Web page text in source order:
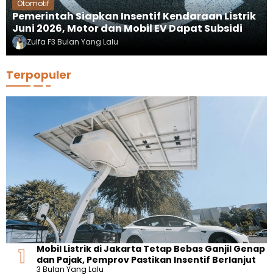
Otomotif
Pemerintah Siapkan Insentif Kendaraan Listrik
Juni 2026, Motor dan Mobil EV Dapat Subsidi
Zulfa F3 Bulan Yang Lalu
Terpopuler
Mobil Listrik di Jakarta Tetap Bebas Ganjil Genap
dan Pajak, Pemprov Pastikan Insentif Berlanjut
3 Bulan Yang Lalu